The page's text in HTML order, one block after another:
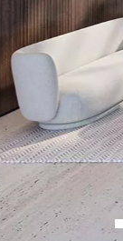
7
8